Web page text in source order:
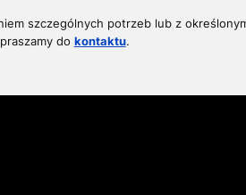
szczególnych potrzeb lub z
do kontaktu.